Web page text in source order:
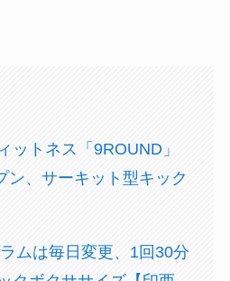
ットネス「9ROUND」
ン、サーキット型キック
ムは毎日変更、1回30分